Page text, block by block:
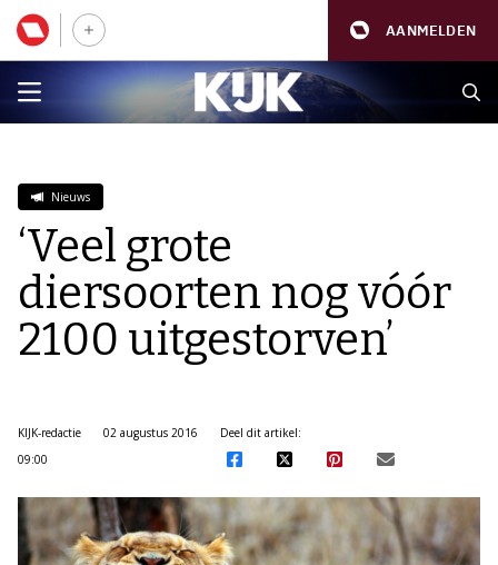
AANMELDEN
Nieuws
‘Veel grote
diersoorten nog vóór
2100 uitgestorven’
KIJK-redactie
02 augustus 2016
09:00
Deel dit artikel: